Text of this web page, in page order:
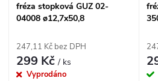
fréza stopková GUZ 02-
04008 ø12,7x50,8
247,11 Kč bez DPH
299 Kč/ ks
Vyprodáno